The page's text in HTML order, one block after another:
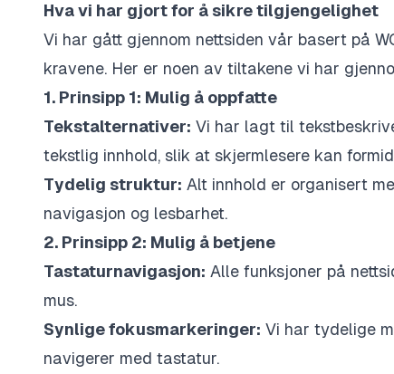
Hva vi har gjort for å sikre tilgjengelighet
Vi har gått gjennom nettsiden vår basert på
kravene. Her er noen av tiltakene vi har
1. Prinsipp 1: Mulig å oppfatte
Tekstalternativer: Vi har lagt til
tekstlig innhold, slik at skjermlesere kan
Tydelig struktur: Alt innhold er organisert
navigasjon og lesbarhet.
2. Prinsipp 2: Mulig å betjene
Tastaturnavigasjon: Alle funksjoner på
mus.
Synlige fokusmarkeringer: Vi har tydelige
navigerer med tastatur.